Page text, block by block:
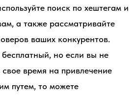
поиск по хештегам и
а также рассматривайте
ваших конкурентов.
но если вы не
свое время на привлечение
путем, то можете